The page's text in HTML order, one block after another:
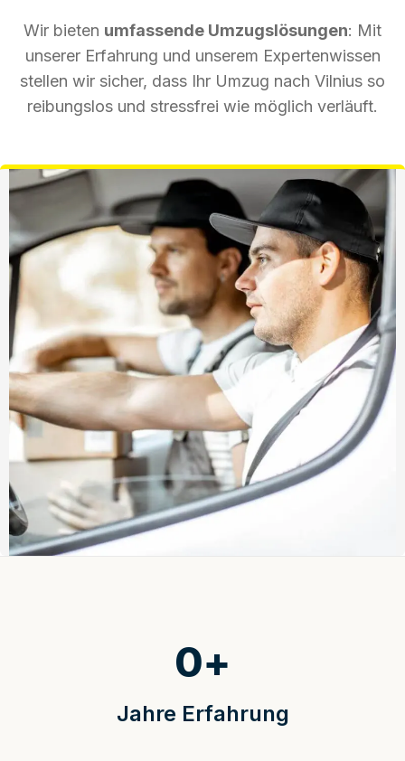
Wir bieten umfassende Umzugslösungen: Mit
unserer Erfahrung und unserem Expertenwissen
stellen wir sicher, dass Ihr Umzug nach Vilnius so
reibungslos und stressfrei wie möglich verläuft.
Jahre Erfahrung
0+